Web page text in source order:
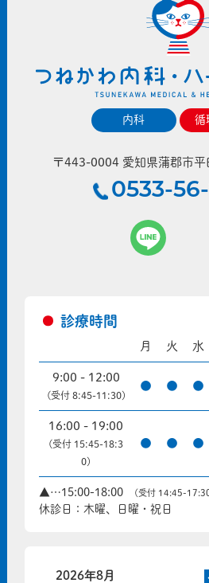
内科 循
〒443-0004 愛知県蒲郡市
0533-
診療時間
月 火 水
9:00 - 12:00
(受付 8:45-11:30)
● ● ●
16:00 - 19:00
(受付 15:45-18:3
0)
● ● ●
▲…15:00-18:00 (受付 14:45-
休診日：木曜、日曜・祝日
2026年8月